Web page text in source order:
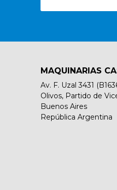
MAQUINARIAS
Av. F. Uzal 3431
Olivos, Partido de
Buenos Aires
República Argentina